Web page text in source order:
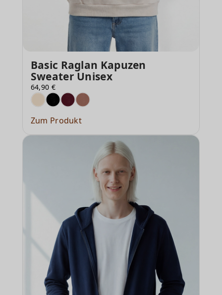
Basic Raglan Kapuzen
Sweater Unisex
64,90 €
Zum Produkt